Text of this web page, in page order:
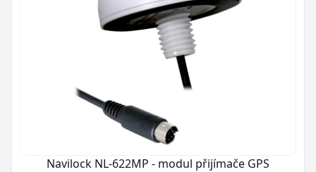
Navilock NL-622MP - modul přijímače GPS